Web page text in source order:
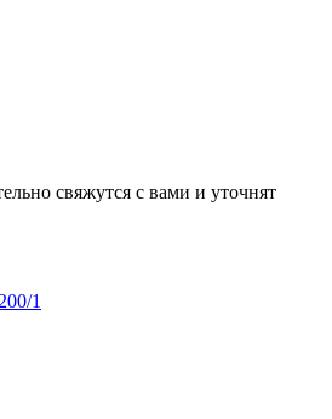
свяжутся с вами и уточнят